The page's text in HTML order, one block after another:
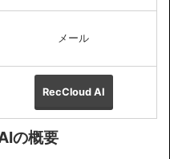
メール
RecCloud AI
の概要